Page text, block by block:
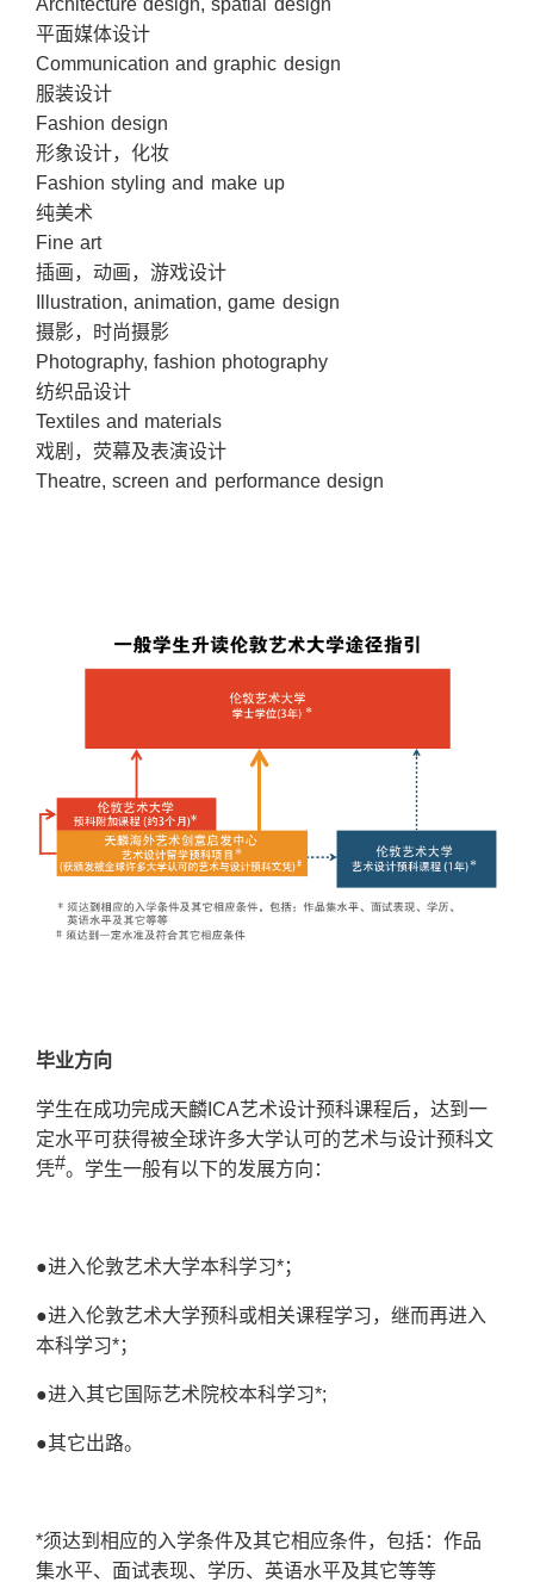
平面媒体设计
Communication and graphic design
服装设计
Fashion design
形象设计，化妆
Fashion styling and make up
纯美术
Fine art
插画，动画，游戏设计
Illustration, animation, game design
摄影，时尚摄影
Photography, fashion photography
纺织品设计
Textiles and materials
戏剧，荧幕及表演设计
Theatre, screen and performance design
毕业方向
学生在成功完成天麟ICA艺术设计预科课程后，达到一
定水平可获得被全球许多大学认可的艺术与设计预科文
凭#。学生一般有以下的发展方向：
●进入伦敦艺术大学本科学习*；
●进入伦敦艺术大学预科或相关课程学习，继而再进入
本科学习*；
●进入其它国际艺术院校本科学习*;
●其它出路。
*须达到相应的入学条件及其它相应条件，包括：作品
集水平、面试表现、学历、英语水平及其它等等